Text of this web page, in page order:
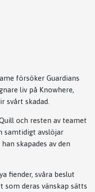
försöker Guardians
liv på Knowhere,
svårt skadad.
och resten av teamet
samtidigt avslöjar
skapades av den
fiender, svåra beslut
som deras vänskap sätts